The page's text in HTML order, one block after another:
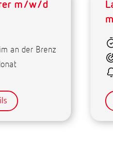
m/w/d
an der Brenz